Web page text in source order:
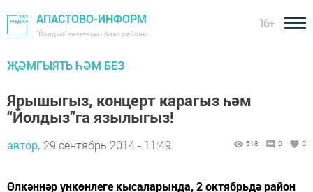
АПАСТОВО-ИНФОРМ
"Йолдыз" газетасы - Апас районы
16+
ҖӘМГЫЯТЬ ҺӘМ БЕЗ
Ярышыгыз, концерт карагыз һәм
“Йолдыз”га язылыгыз!
автор, 29 сентябрь 2014 - 11:49 618 0 0
Өлкәннәр ункөнлеге кысаларында, 2 октябрьдә район